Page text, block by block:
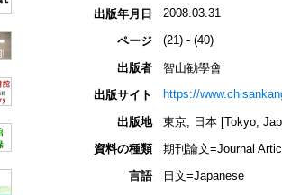
出版年月日 2008.03.31
ページ (21) - (40)
出版者
智山勧學會
出版サイト
https://
出版地
東京, 日本 [Tokyo,
資料の種類
期刊論文=Journal
言語
日文=Japanese